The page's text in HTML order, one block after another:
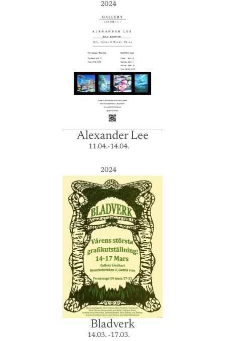
2024
Alexander Lee
11.04.-14.04.
2024
Bladverk
14.03. -17.03.